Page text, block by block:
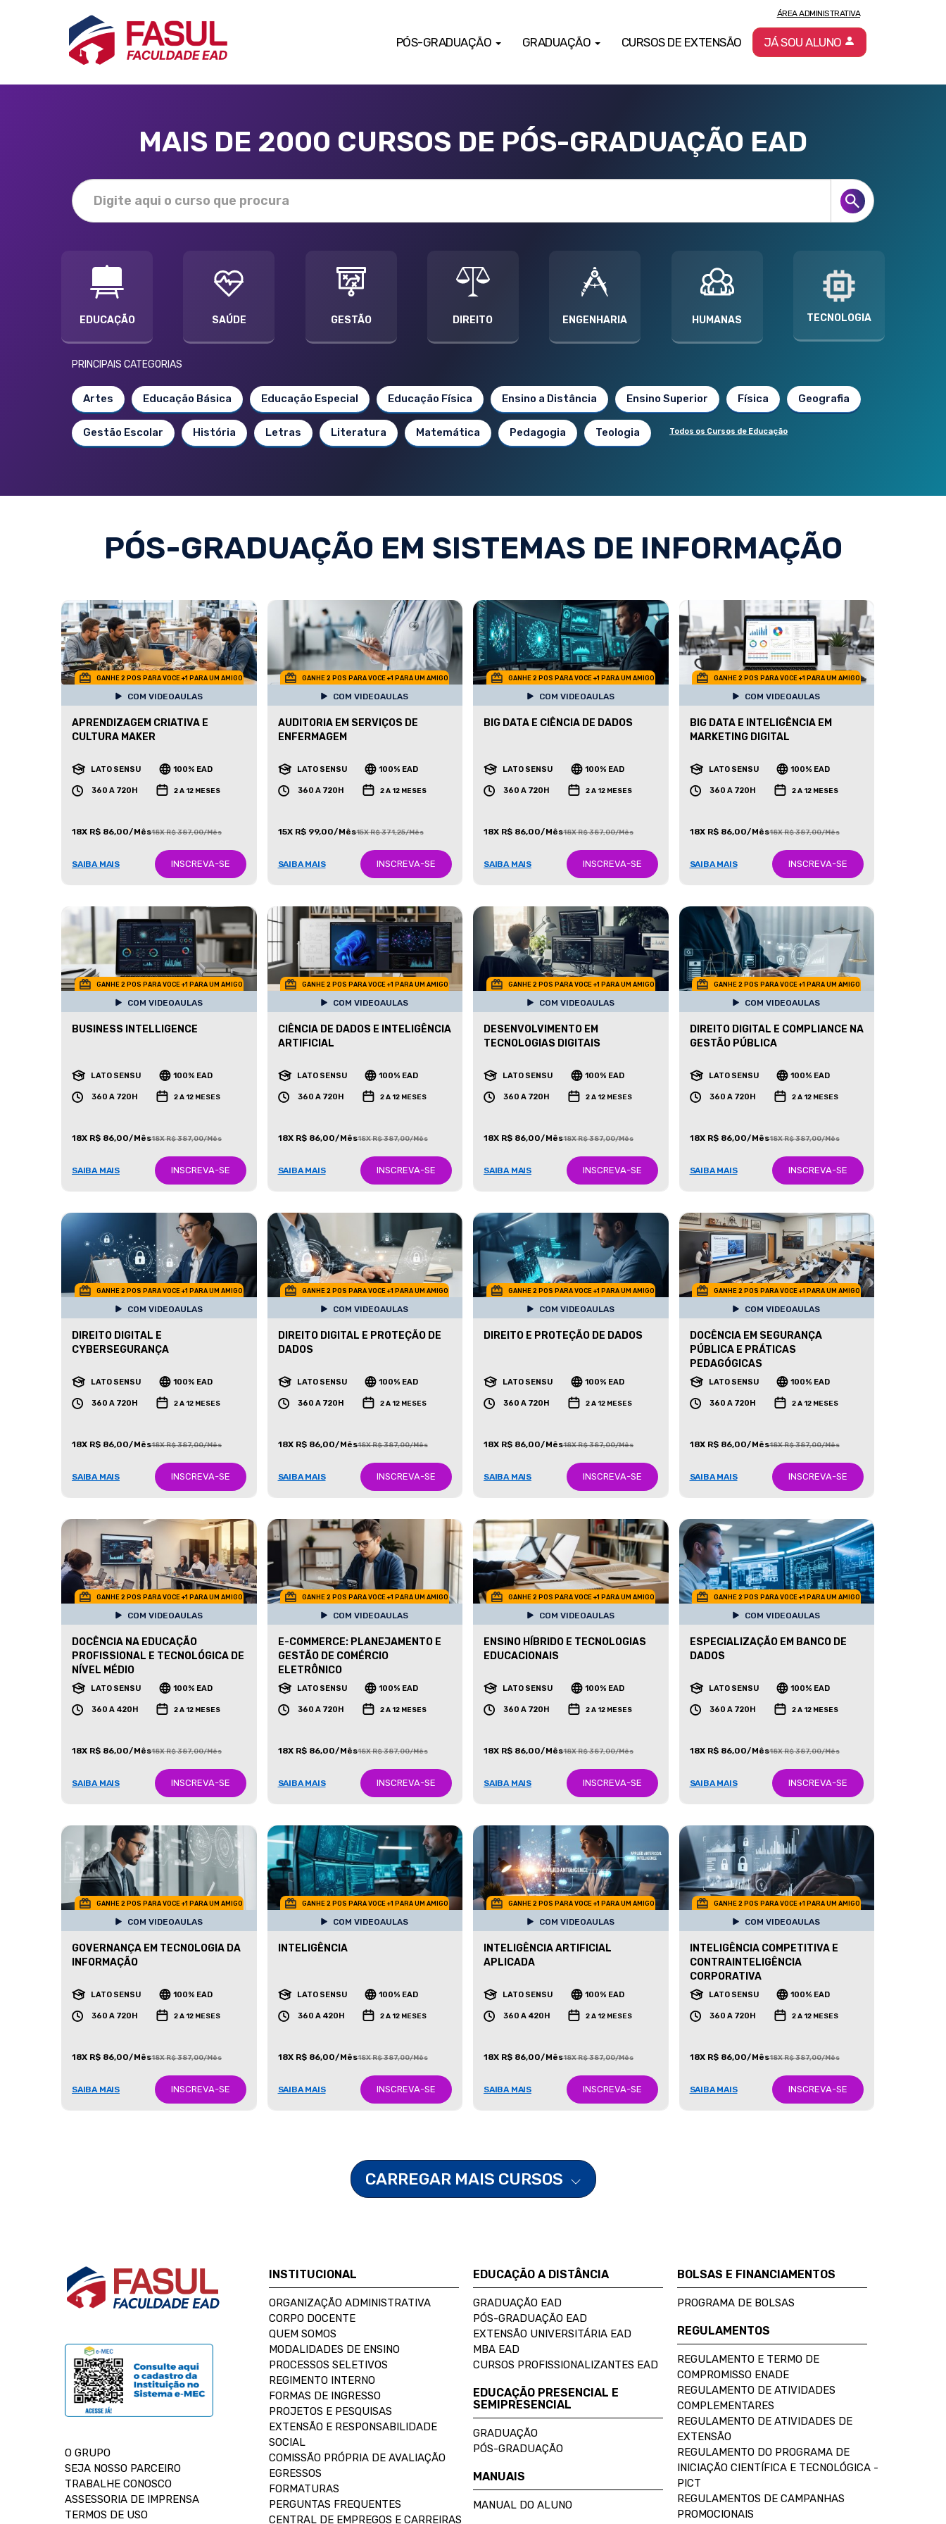
PÓS-GRADUAÇÃO GRADUAÇÃO CURSOS DE EXTENSÃO
ÁREA ADMINISTRATIVA
JÁ SOU ALUNO
MAIS DE 2000 CURSOS DE PÓS-GRADUAÇÃO EAD
EDUCAÇÃO SAÚDE GESTÃO DIREITO ENGENHARIA HUMANAS TECNOLOGIA
PRINCIPAIS CATEGORIAS
Artes Educação Básica Educação Especial Educação Física Ensino a Distância Ensino Superior Física Geografia
Gestão Escolar História Letras Literatura Matemática Pedagogia Teologia Todos os Cursos de Educação
PÓS-GRADUAÇÃO EM SISTEMAS DE INFORMAÇÃO
GANHE 2 POS PARA VOCE +1 PARA UM AMIGO
COM VIDEOAULAS
APRENDIZAGEM CRIATIVA E
CULTURA MAKER
LATO SENSU 100% EAD
360 A 720H 2 A 12 MESES
18X R$ 86,00/Mês18X R$ 387,00/Mês
SAIBA MAIS INSCREVA-SE
GANHE 2 POS PARA VOCE +1 PARA UM AMIGO
COM VIDEOAULAS
AUDITORIA EM SERVIÇOS DE
ENFERMAGEM
LATO SENSU 100% EAD
360 A 720H 2 A 12 MESES
15X R$ 99,00/Mês15X R$ 371,25/Mês
SAIBA MAIS INSCREVA-SE
GANHE 2 POS PARA VOCE +1 PARA UM AMIGO
COM VIDEOAULAS
BIG DATA E CIÊNCIA DE DADOS
LATO SENSU 100% EAD
360 A 720H 2 A 12 MESES
18X R$ 86,00/Mês18X R$ 387,00/Mês
SAIBA MAIS INSCREVA-SE
GANHE 2 POS PARA VOCE +1 PARA UM AMIGO
COM VIDEOAULAS
BIG DATA E INTELIGÊNCIA EM
MARKETING DIGITAL
LATO SENSU 100% EAD
360 A 720H 2 A 12 MESES
18X R$ 86,00/Mês18X R$ 387,00/Mês
SAIBA MAIS INSCREVA-SE
GANHE 2 POS PARA VOCE +1 PARA UM AMIGO
COM VIDEOAULAS
BUSINESS INTELLIGENCE
LATO SENSU 100% EAD
360 A 720H 2 A 12 MESES
18X R$ 86,00/Mês18X R$ 387,00/Mês
SAIBA MAIS INSCREVA-SE
GANHE 2 POS PARA VOCE +1 PARA UM AMIGO
COM VIDEOAULAS
CIÊNCIA DE DADOS E INTELIGÊNCIA
ARTIFICIAL
LATO SENSU 100% EAD
360 A 720H 2 A 12 MESES
18X R$ 86,00/Mês18X R$ 387,00/Mês
SAIBA MAIS INSCREVA-SE
GANHE 2 POS PARA VOCE +1 PARA UM AMIGO
COM VIDEOAULAS
DESENVOLVIMENTO EM
TECNOLOGIAS DIGITAIS
LATO SENSU 100% EAD
360 A 720H 2 A 12 MESES
18X R$ 86,00/Mês18X R$ 387,00/Mês
SAIBA MAIS INSCREVA-SE
GANHE 2 POS PARA VOCE +1 PARA UM AMIGO
COM VIDEOAULAS
DIREITO DIGITAL E COMPLIANCE NA
GESTÃO PÚBLICA
LATO SENSU 100% EAD
360 A 720H 2 A 12 MESES
18X R$ 86,00/Mês18X R$ 387,00/Mês
SAIBA MAIS INSCREVA-SE
GANHE 2 POS PARA VOCE +1 PARA UM AMIGO
COM VIDEOAULAS
DIREITO DIGITAL E
CYBERSEGURANÇA
LATO SENSU 100% EAD
360 A 720H 2 A 12 MESES
18X R$ 86,00/Mês18X R$ 387,00/Mês
SAIBA MAIS INSCREVA-SE
GANHE 2 POS PARA VOCE +1 PARA UM AMIGO
COM VIDEOAULAS
DIREITO DIGITAL E PROTEÇÃO DE
DADOS
LATO SENSU 100% EAD
360 A 720H 2 A 12 MESES
18X R$ 86,00/Mês18X R$ 387,00/Mês
SAIBA MAIS INSCREVA-SE
GANHE 2 POS PARA VOCE +1 PARA UM AMIGO
COM VIDEOAULAS
DIREITO E PROTEÇÃO DE DADOS
LATO SENSU 100% EAD
360 A 720H 2 A 12 MESES
18X R$ 86,00/Mês18X R$ 387,00/Mês
SAIBA MAIS INSCREVA-SE
GANHE 2 POS PARA VOCE +1 PARA UM AMIGO
COM VIDEOAULAS
DOCÊNCIA EM SEGURANÇA
PÚBLICA E PRÁTICAS
PEDAGÓGICAS
LATO SENSU 100% EAD
360 A 720H 2 A 12 MESES
18X R$ 86,00/Mês18X R$ 387,00/Mês
SAIBA MAIS INSCREVA-SE
GANHE 2 POS PARA VOCE +1 PARA UM AMIGO
COM VIDEOAULAS
DOCÊNCIA NA EDUCAÇÃO
PROFISSIONAL E TECNOLÓGICA DE
NÍVEL MÉDIO
LATO SENSU 100% EAD
360 A 420H 2 A 12 MESES
18X R$ 86,00/Mês18X R$ 387,00/Mês
SAIBA MAIS INSCREVA-SE
GANHE 2 POS PARA VOCE +1 PARA UM AMIGO
COM VIDEOAULAS
E-COMMERCE: PLANEJAMENTO E
GESTÃO DE COMÉRCIO
ELETRÔNICO
LATO SENSU 100% EAD
360 A 720H 2 A 12 MESES
18X R$ 86,00/Mês18X R$ 387,00/Mês
SAIBA MAIS INSCREVA-SE
GANHE 2 POS PARA VOCE +1 PARA UM AMIGO
COM VIDEOAULAS
ENSINO HÍBRIDO E TECNOLOGIAS
EDUCACIONAIS
LATO SENSU 100% EAD
360 A 720H 2 A 12 MESES
18X R$ 86,00/Mês18X R$ 387,00/Mês
SAIBA MAIS INSCREVA-SE
GANHE 2 POS PARA VOCE +1 PARA UM AMIGO
COM VIDEOAULAS
ESPECIALIZAÇÃO EM BANCO DE
DADOS
LATO SENSU 100% EAD
360 A 720H 2 A 12 MESES
18X R$ 86,00/Mês18X R$ 387,00/Mês
SAIBA MAIS INSCREVA-SE
GANHE 2 POS PARA VOCE +1 PARA UM AMIGO
COM VIDEOAULAS
GOVERNANÇA EM TECNOLOGIA DA
INFORMAÇÃO
LATO SENSU 100% EAD
360 A 720H 2 A 12 MESES
18X R$ 86,00/Mês18X R$ 387,00/Mês
SAIBA MAIS INSCREVA-SE
GANHE 2 POS PARA VOCE +1 PARA UM AMIGO
COM VIDEOAULAS
INTELIGÊNCIA
LATO SENSU 100% EAD
360 A 420H 2 A 12 MESES
18X R$ 86,00/Mês18X R$ 387,00/Mês
SAIBA MAIS INSCREVA-SE
GANHE 2 POS PARA VOCE +1 PARA UM AMIGO
COM VIDEOAULAS
INTELIGÊNCIA ARTIFICIAL
APLICADA
LATO SENSU 100% EAD
360 A 420H 2 A 12 MESES
18X R$ 86,00/Mês18X R$ 387,00/Mês
SAIBA MAIS INSCREVA-SE
GANHE 2 POS PARA VOCE +1 PARA UM AMIGO
COM VIDEOAULAS
INTELIGÊNCIA COMPETITIVA E
CONTRAINTELIGÊNCIA
CORPORATIVA
LATO SENSU 100% EAD
360 A 720H 2 A 12 MESES
18X R$ 86,00/Mês18X R$ 387,00/Mês
SAIBA MAIS INSCREVA-SE
CARREGAR MAIS CURSOS
O GRUPO
SEJA NOSSO PARCEIRO
TRABALHE CONOSCO
ASSESSORIA DE IMPRENSA
TERMOS DE USO
INSTITUCIONAL
ORGANIZAÇÃO ADMINISTRATIVA
CORPO DOCENTE
QUEM SOMOS
MODALIDADES DE ENSINO
PROCESSOS SELETIVOS
REGIMENTO INTERNO
FORMAS DE INGRESSO
PROJETOS E PESQUISAS
EXTENSÃO E RESPONSABILIDADE
SOCIAL
COMISSÃO PRÓPRIA DE AVALIAÇÃO
EGRESSOS
FORMATURAS
PERGUNTAS FREQUENTES
CENTRAL DE EMPREGOS E CARREIRAS
EDUCAÇÃO A DISTÂNCIA
GRADUAÇÃO EAD
PÓS-GRADUAÇÃO EAD
EXTENSÃO UNIVERSITÁRIA EAD
MBA EAD
CURSOS PROFISSIONALIZANTES EAD
EDUCAÇÃO PRESENCIAL E
SEMIPRESENCIAL
GRADUAÇÃO
PÓS-GRADUAÇÃO
MANUAIS
MANUAL DO ALUNO
BOLSAS E FINANCIAMENTOS
PROGRAMA DE BOLSAS
REGULAMENTOS
REGULAMENTO E TERMO DE
COMPROMISSO ENADE
REGULAMENTO DE ATIVIDADES
COMPLEMENTARES
REGULAMENTO DE ATIVIDADES DE
EXTENSÃO
REGULAMENTO DO PROGRAMA DE
INICIAÇÃO CIENTÍFICA E TECNOLÓGICA -
PICT
REGULAMENTOS DE CAMPANHAS
PROMOCIONAIS